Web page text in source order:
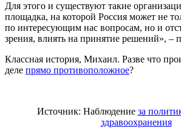
Для этого и существуют такие
площадка, на которой Россия может не
по интересующим нас вопросам, но и
зрения, влиять на принятие решений», –
Классная история, Михаил. Разве что
деле прямо противоположное?
Источник: Наблюдение за
здравоохранения